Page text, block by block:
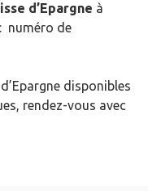
d’Epargne à
: numéro de
disponibles
rendez-vous avec